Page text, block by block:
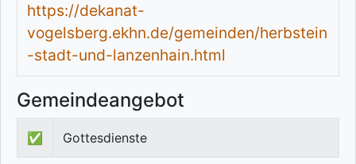
https://dekanat-
vogelsberg.ekhn.de/gemeinden/herbstein
-stadt-und-lanzenhain.html
Gemeindeangebot
✅ Gottesdienste